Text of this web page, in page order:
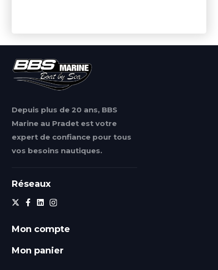
Depuis plus de 20 ans, BBS
Marine au Pradet est votre
expert de confiance pour tous
vos besoins nautiques.
Réseaux
Mon compte
Mon panier